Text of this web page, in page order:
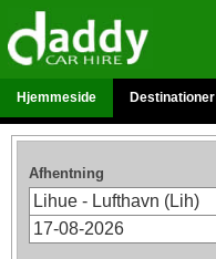
Hjemmeside Destinationer
Afhentning